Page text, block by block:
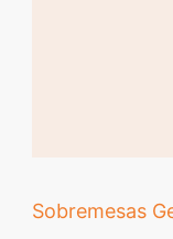
Sobremesas